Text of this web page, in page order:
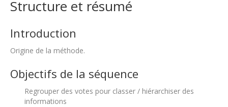
Structure et résumé
Introduction
Origine de la méthode.
Objectifs de la séquence
Regrouper des votes pour classer / hiérarchiser des
informations